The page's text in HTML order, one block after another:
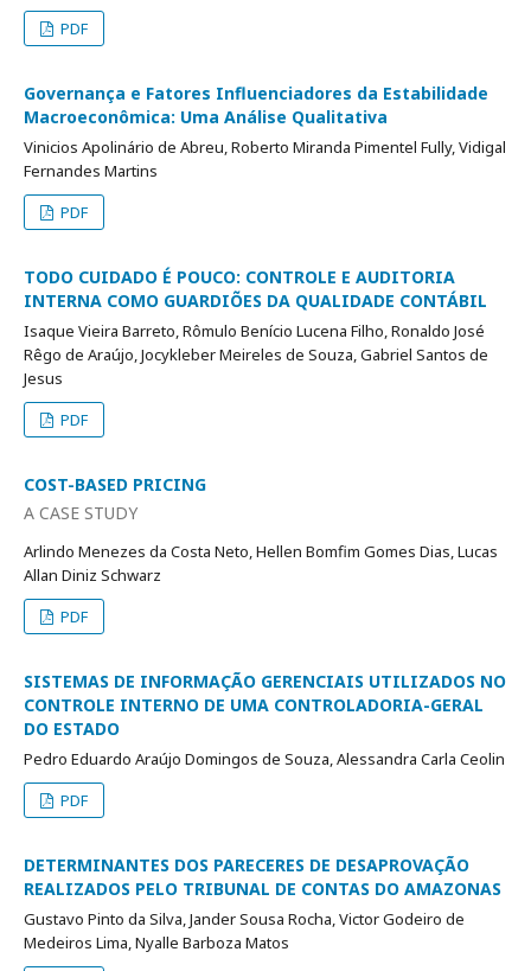
PDF
Governança e Fatores Influenciadores da Estabilidade
Macroeconômica: Uma Análise Qualitativa
Vinicios Apolinário de Abreu, Roberto Miranda Pimentel Fully, Vidigal
Fernandes Martins
PDF
TODO CUIDADO É POUCO: CONTROLE E AUDITORIA
INTERNA COMO GUARDIÕES DA QUALIDADE CONTÁBIL
Isaque Vieira Barreto, Rômulo Benício Lucena Filho, Ronaldo José
Rêgo de Araújo, Jocykleber Meireles de Souza, Gabriel Santos de
Jesus
PDF
COST-BASED PRICING
A CASE STUDY
Arlindo Menezes da Costa Neto, Hellen Bomfim Gomes Dias, Lucas
Allan Diniz Schwarz
PDF
SISTEMAS DE INFORMAÇÃO GERENCIAIS UTILIZADOS NO
CONTROLE INTERNO DE UMA CONTROLADORIA-GERAL
DO ESTADO
Pedro Eduardo Araújo Domingos de Souza, Alessandra Carla Ceolin
PDF
DETERMINANTES DOS PARECERES DE DESAPROVAÇÃO
REALIZADOS PELO TRIBUNAL DE CONTAS DO AMAZONAS
Gustavo Pinto da Silva, Jander Sousa Rocha, Victor Godeiro de
Medeiros Lima, Nyalle Barboza Matos